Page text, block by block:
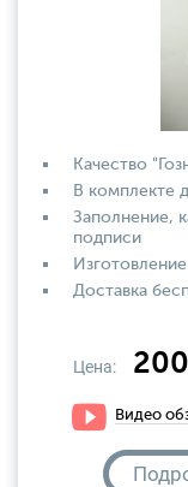
Качество
В комплекте
Заполнение,
подписи
Доставка
Цена:
Видео